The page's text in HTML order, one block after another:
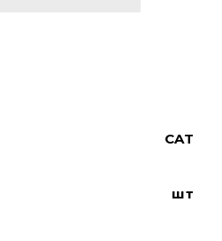
CAT
шт